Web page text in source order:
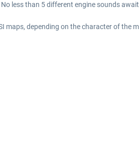
less than 5 different engine sounds
depending on the character of the